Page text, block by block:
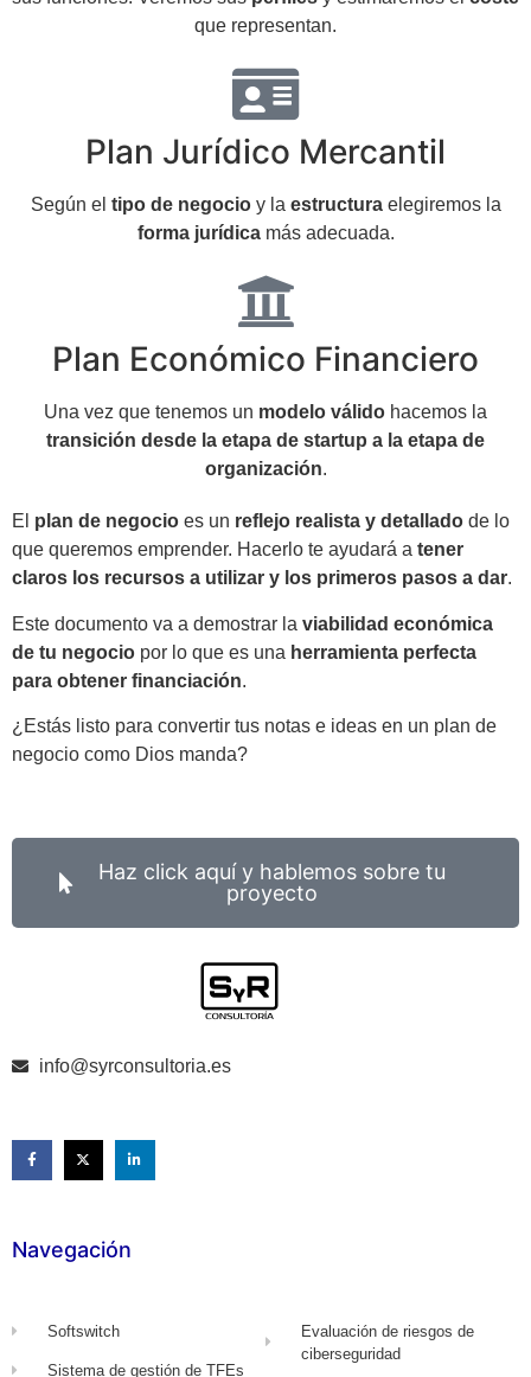
que representan.
Plan Jurídico Mercantil
Según el tipo de negocioy la estructuraelegiremos la
forma jurídicamás adecuada.
Plan Económico Financiero
Una vez que tenemos un modelo válido hacemos la
transición desde la etapa de startup a la etapa de
organización.
El plan de negocio es un reflejo realista y detallado de lo
que queremos emprender. Hacerlo te ayudará a tener
claros los recursos a utilizar y los primeros pasos a dar.
Este documento va a demostrar la viabilidad económica
de tu negocio por lo que es una herramienta perfecta
para obtener financiación.
¿Estás listo para convertir tus notas e ideas en un plan de
negocio como Dios manda?
Haz click aquí y hablemos sobre tu
proyecto
info@syrconsultoria.es
Navegación
Softswitch
Sistema de gestión de TFEs
Evaluación de riesgos de
ciberseguridad